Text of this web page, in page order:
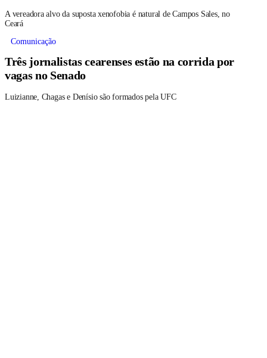
A vereadora alvo da suposta xenofobia é natural de Campos Sales, no
Ceará
Comunicação
Três jornalistas cearenses estão na corrida por
vagas no Senado
Luizianne, Chagas e Denísio são formados pela UFC